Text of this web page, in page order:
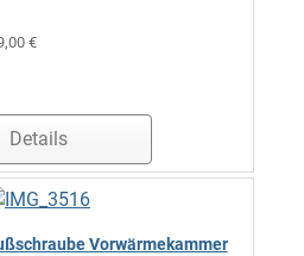
€
Details
Vorwärmekammer